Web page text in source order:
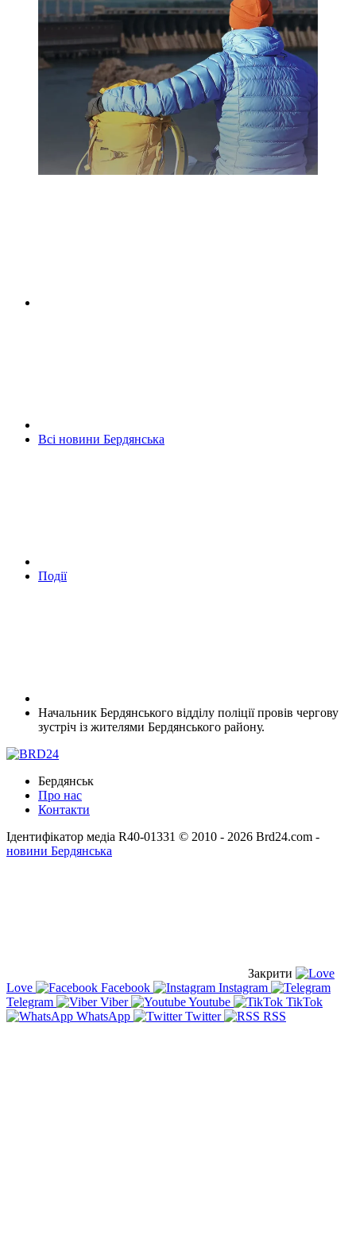
Всі новини Бердянська
Події
Начальник Бердянського відділу поліції провів чергову
зустріч із жителями Бердянського району.
Бердянськ
Про нас
Контакти
Ідентифікатор медіа R40-01331 © 2010 - 2026 Brd24.com -
новини Бердянська
Закрити
Love
Facebook
Instagram
Telegram
Viber Youtube
TikTok
WhatsApp
Twitter RSS